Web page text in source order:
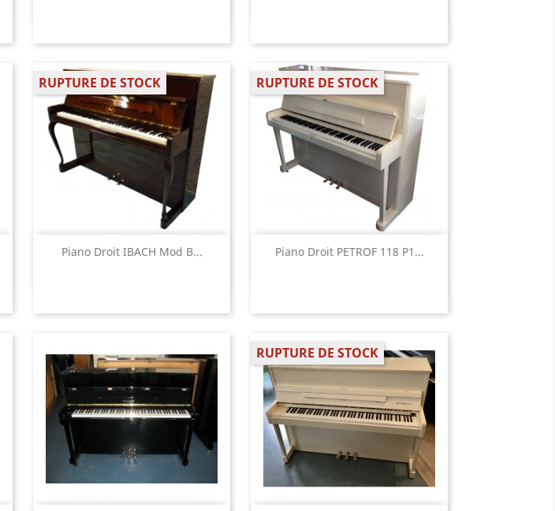
Piano Droit IBACH Mod B...
RUPTURE DE STOCK
Aperçu rapide Piano Droit PETROF 118 P1...
RUPTURE DE STOCK
Aperçu rapide
RUPTURE DE STOCK